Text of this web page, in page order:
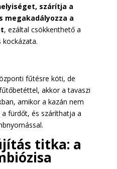
szárítja a
megakadályozza a
, ezáltal csökkenthető a
kockázata.
fűtésre köti, de
akkor a tavaszi
amikor a kazán nem
fürdőt, és száríthatja a
titka: a